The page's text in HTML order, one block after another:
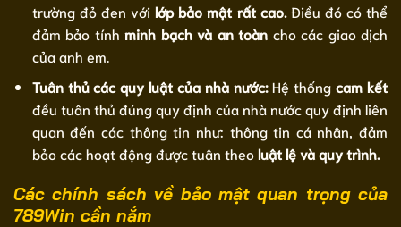
trường đỏ đen với lớp bảo mật rất cao. Điều đó có thể
đảm bảo tínhminh bạch và an toàn cho các giao dịch
của anh em.
Tuân thủ các quy luật của nhà nước:Hệ thốngcam kết
đều tuân thủ đúng quy định của nhà nước quy định liên
quan đến các thông tin như: thông tin cá nhân, đảm
bảo các hoạt động được tuân theoluật lệ và quy trình.
Các chính sách về bảo mật quan trọng của
789Win cần nắm